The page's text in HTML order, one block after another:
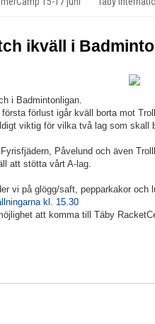
ikväll i
i Badmintonligan.
förlust igår kväll borta mot
viktig för vilka två lag som skall
Påvelund och även
att stötta vårt A-lag.
vi på glögg/saft, pepparkakor och
kl. 15.30
att komma till Täby